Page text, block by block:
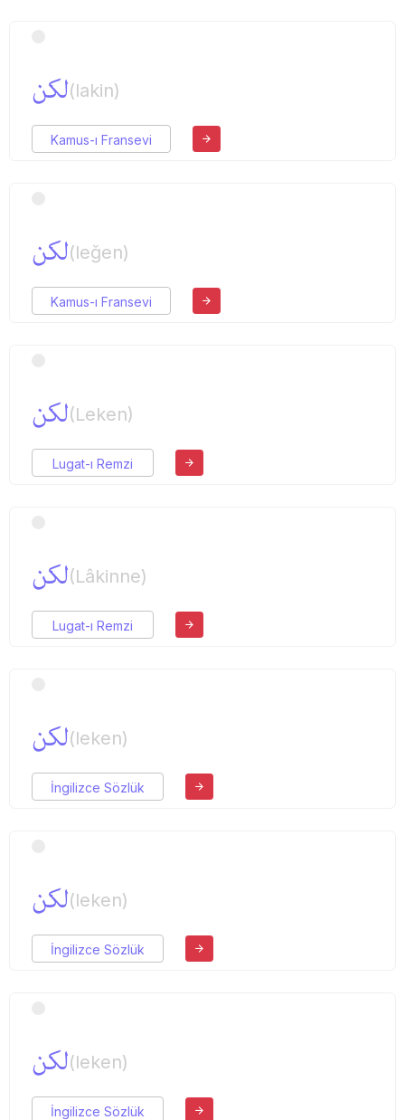
لكن(lakin)
Kamus-ı Fransevi
لكن(leğen)
Kamus-ı Fransevi
لكن(Leken)
Lugat-ı Remzi
لكن(Lâkinne)
Lugat-ı Remzi
لكن(leken)
İngilizce Sözlük
لكن(leken)
İngilizce Sözlük
لكن(leken)
İngilizce Sözlük